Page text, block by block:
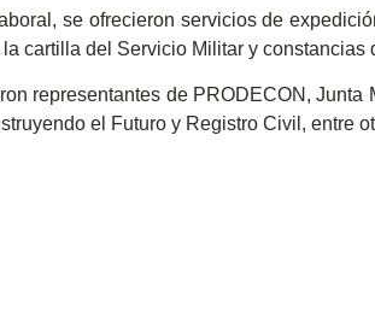
se ofrecieron servicios de
cartilla del Servicio Militar y constancias
representantes de PRODECON,
el Futuro y Registro Civil, entre